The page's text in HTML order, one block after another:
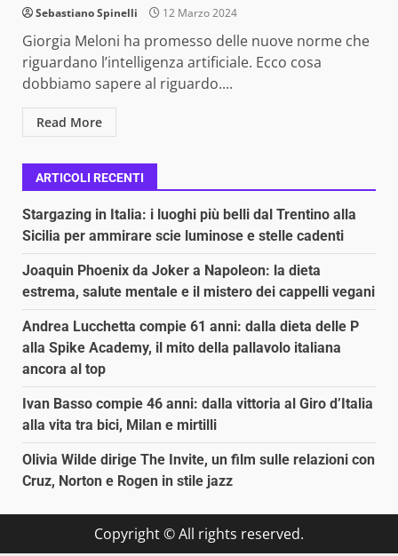
Sebastiano Spinelli 12 Marzo 2024
Giorgia Meloni ha promesso delle nuove norme che
riguardano l’intelligenza artificiale. Ecco cosa
dobbiamo sapere al riguardo....
Read More
ARTICOLI RECENTI
Stargazing in Italia: i luoghi più belli dal Trentino alla
Sicilia per ammirare scie luminose e stelle cadenti
Joaquin Phoenix da Joker a Napoleon: la dieta
estrema, salute mentale e il mistero dei cappelli vegani
Andrea Lucchetta compie 61 anni: dalla dieta delle P
alla Spike Academy, il mito della pallavolo italiana
ancora al top
Ivan Basso compie 46 anni: dalla vittoria al Giro d’Italia
alla vita tra bici, Milan e mirtilli
Olivia Wilde dirige The Invite, un film sulle relazioni con
Cruz, Norton e Rogen in stile jazz
Copyright © All rights reserved.